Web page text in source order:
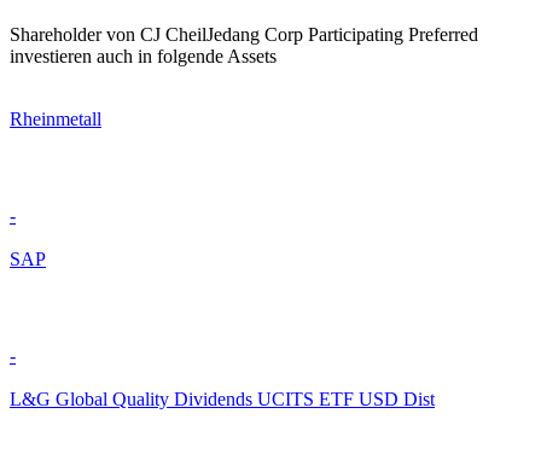
Shareholder von CJ CheilJedang Corp Participating Preferred
investieren auch in folgende Assets
Rheinmetall
-
SAP
-
L&G Global Quality Dividends UCITS ETF USD Dist